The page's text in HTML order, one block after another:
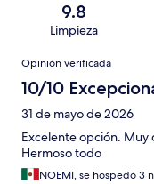
9.8
Limpieza
Opiniones
Opinión verificada
10/10
31 de mayo de 2026
Excelente opción. Muy
Hermoso todo
NOEMI, se hospedó 3